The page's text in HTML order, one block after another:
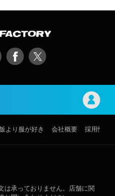
より服が好き 会社概要 採用情報
は承っておりません。店舗に関